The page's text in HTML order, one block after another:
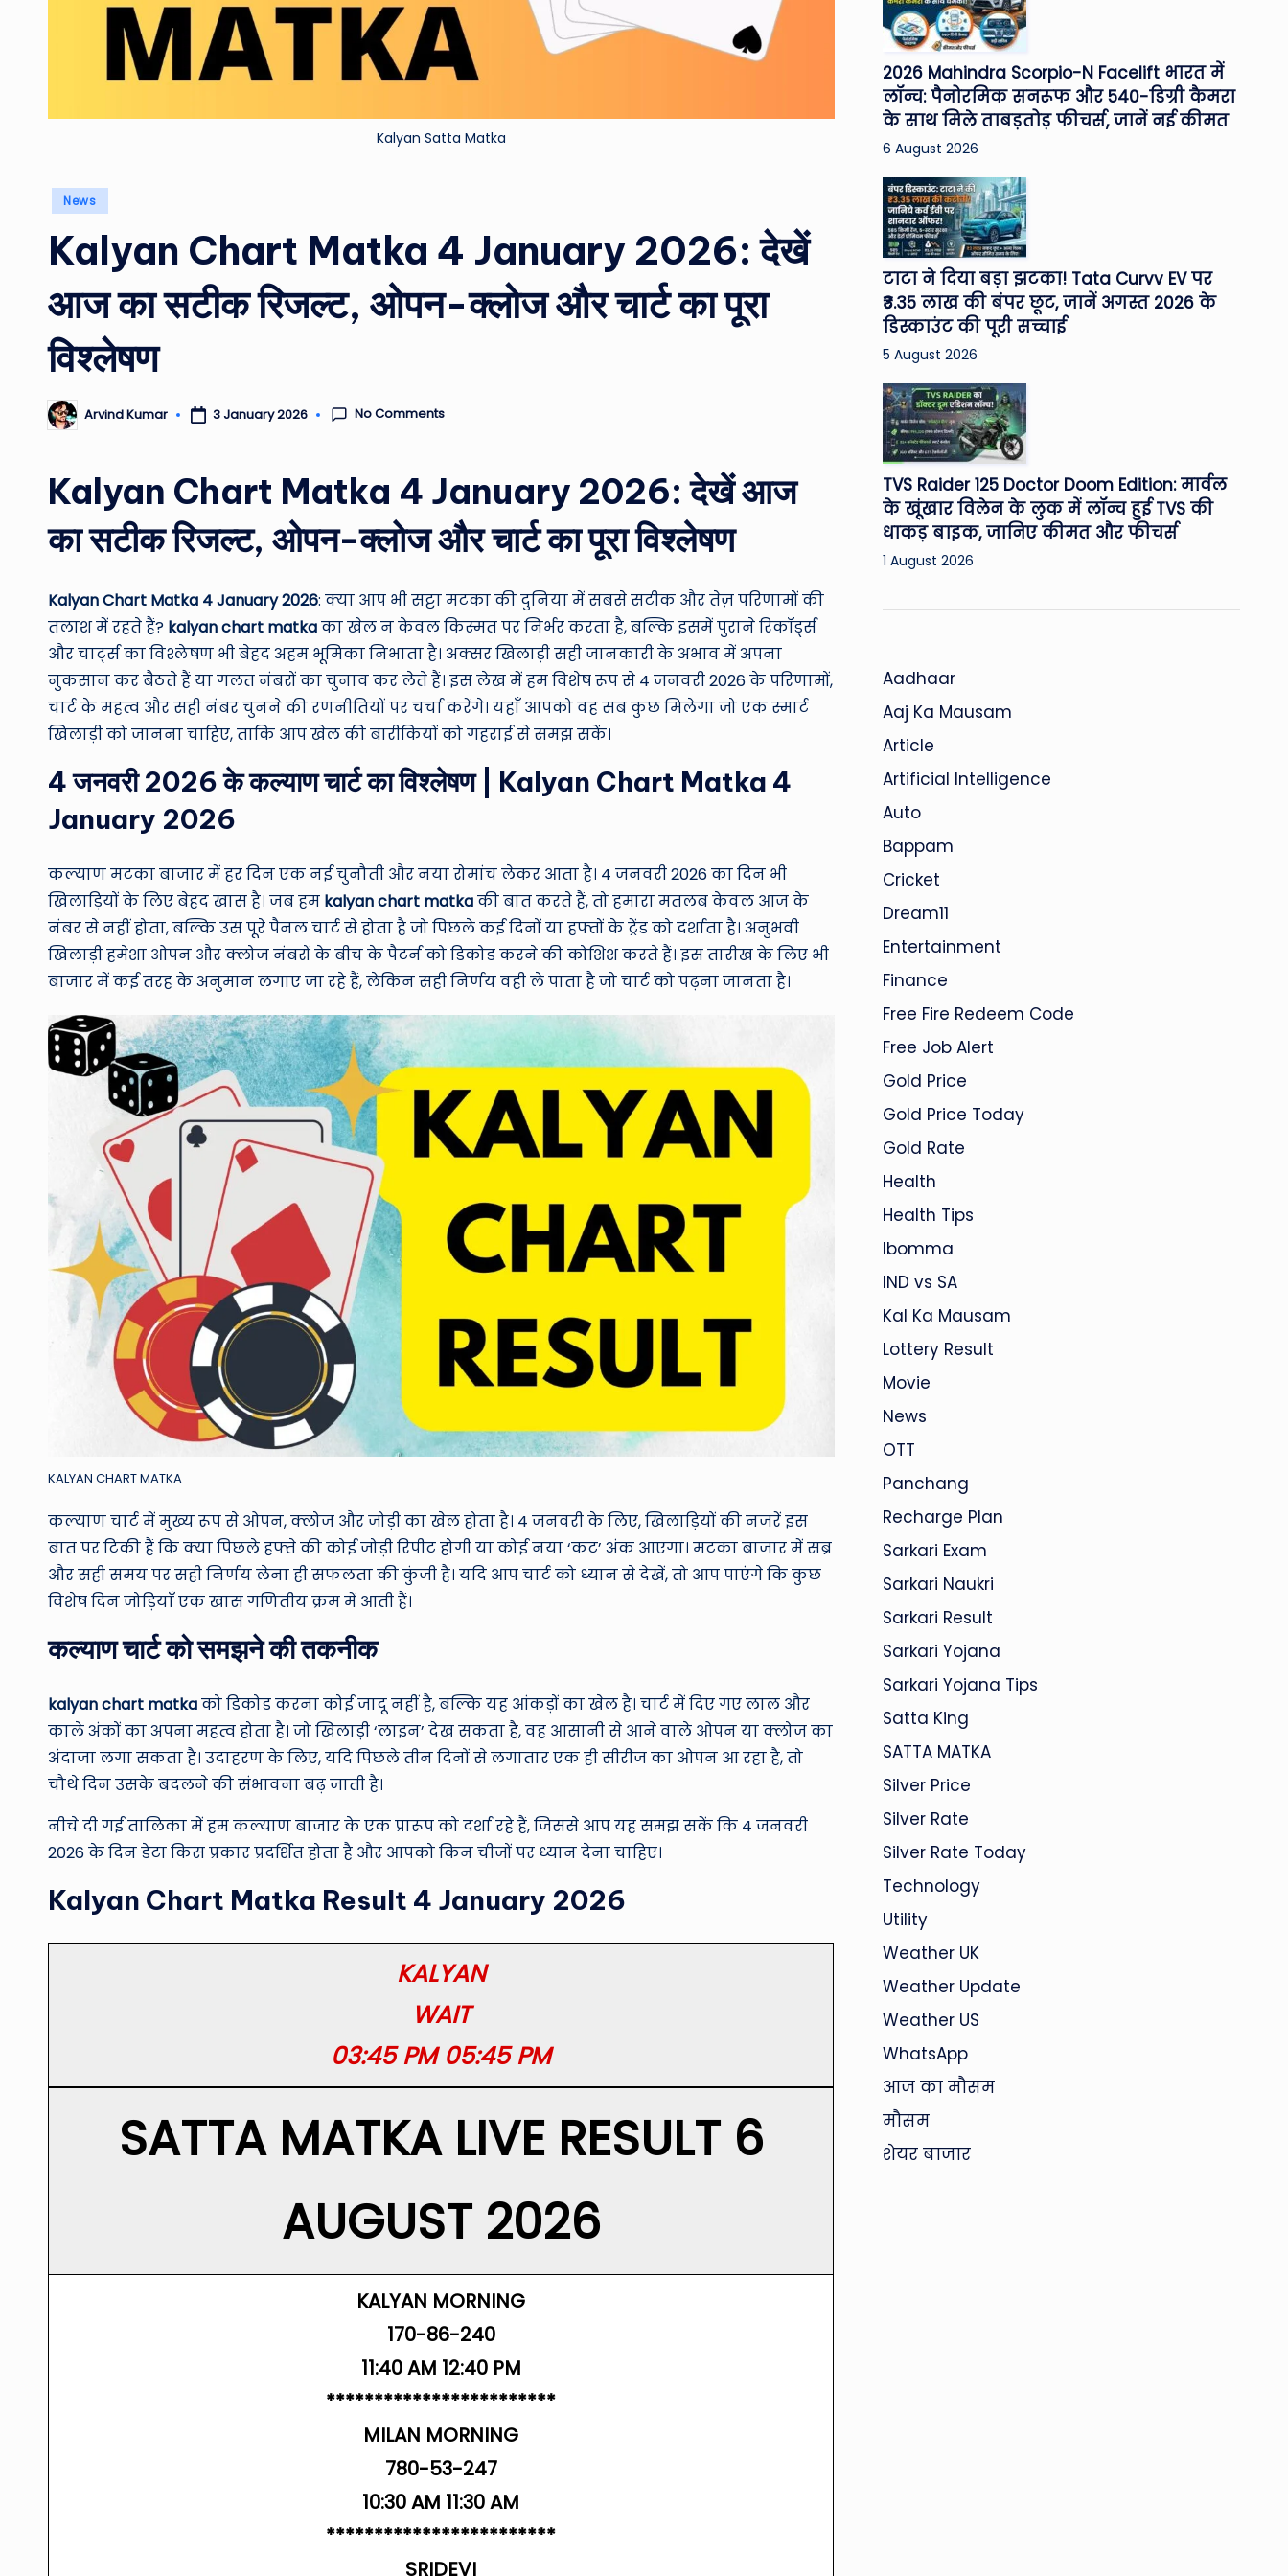
&
o
N
e
w
u
n
d
T
h
e
W
rl
Kalyan Satta Matka
Posted
News
Kalyan Chart Matka 4 January 2026: देखें
आज का सटीक रिजल्ट, ओपन-क्लोज और चार्ट का पूरा
विश्लेषण
Posted
by
Arvind Kumar 3 January 2026 No Comments
Kalyan Chart Matka 4 January 2026: देखें आज
का सटीक रिजल्ट, ओपन-क्लोज और चार्ट का पूरा विश्लेषण
Kalyan Chart Matka 4 January 2026: क्या आप भी सट्टा मटका की दुनिया में सबसे सटीक और तेज़ परिणामों की
तलाश में रहते हैं? kalyan chart matkaका खेल न केवल किस्मत पर निर्भर करता है, बल्कि इसमें पुराने रिकॉर्ड्स
और चार्ट्स का विश्लेषण भी बेहद अहम भूमिका निभाता है। अक्सर खिलाड़ी सही जानकारी के अभाव में अपना
नुकसान कर बैठते हैं या गलत नंबरों का चुनाव कर लेते हैं। इस लेख में हम विशेष रूप से 4 जनवरी 2026 के परिणामों,
चार्ट के महत्व और सही नंबर चुनने की रणनीतियों पर चर्चा करेंगे। यहाँ आपको वह सब कुछ मिलेगा जो एक स्मार्ट
खिलाड़ी को जानना चाहिए, ताकि आप खेल की बारीकियों को गहराई से समझ सकें।
4 जनवरी 2026 के कल्याण चार्ट का विश्लेषण | Kalyan Chart Matka 4
January 2026
कल्याण मटका बाजार में हर दिन एक नई चुनौती और नया रोमांच लेकर आता है। 4 जनवरी 2026 का दिन भी
खिलाड़ियों के लिए बेहद खास है। जब हम kalyan chart matkaकी बात करते हैं, तो हमारा मतलब केवल आज के
नंबर से नहीं होता, बल्कि उस पूरे पैनल चार्ट से होता है जो पिछले कई दिनों या हफ्तों के ट्रेंड को दर्शाता है। अनुभवी
खिलाड़ी हमेशा ओपन और क्लोज नंबरों के बीच के पैटर्न को डिकोड करने की कोशिश करते हैं। इस तारीख के लिए भी
बाजार में कई तरह के अनुमान लगाए जा रहे हैं, लेकिन सही निर्णय वही ले पाता है जो चार्ट को पढ़ना जानता है।
KALYAN CHART MATKA
कल्याण चार्ट में मुख्य रूप से ओपन, क्लोज और जोड़ी का खेल होता है। 4 जनवरी के लिए, खिलाड़ियों की नजरें इस
बात पर टिकी हैं कि क्या पिछले हफ्ते की कोई जोड़ी रिपीट होगी या कोई नया ‘कट’ अंक आएगा। मटका बाजार में सब्र
और सही समय पर सही निर्णय लेना ही सफलता की कुंजी है। यदि आप चार्ट को ध्यान से देखें, तो आप पाएंगे कि कुछ
विशेष दिन जोड़ियाँ एक खास गणितीय क्रम में आती हैं।
कल्याण चार्ट को समझने की तकनीक
kalyan chart matkaको डिकोड करना कोई जादू नहीं है, बल्कि यह आंकड़ों का खेल है। चार्ट में दिए गए लाल और
काले अंकों का अपना महत्व होता है। जो खिलाड़ी ‘लाइन’ देख सकता है, वह आसानी से आने वाले ओपन या क्लोज का
अंदाजा लगा सकता है। उदाहरण के लिए, यदि पिछले तीन दिनों से लगातार एक ही सीरीज का ओपन आ रहा है, तो
चौथे दिन उसके बदलने की संभावना बढ़ जाती है।
नीचे दी गई तालिका में हम कल्याण बाजार के एक प्रारूप को दर्शा रहे हैं, जिससे आप यह समझ सकें कि 4 जनवरी
2026 के दिन डेटा किस प्रकार प्रदर्शित होता है और आपको किन चीजों पर ध्यान देना चाहिए।
Kalyan Chart Matka Result 4 January 2026
KALYAN
WAIT
03:45 PM 05:45 PM
SATTA MATKA LIVE RESULT 6
AUGUST 2026
KALYAN MORNING
170-86-240
11:40 AM 12:40 PM
************************
MILAN MORNING
780-53-247
10:30 AM 11:30 AM
************************
SRIDEVI
2026 Mahindra Scorpio-N Facelift भारत में
लॉन्च: पैनोरमिक सनरूफ और 540-डिग्री कैमरा
के साथ मिले ताबड़तोड़ फीचर्स, जानें नई कीमत
6 August 2026
टाटा ने दिया बड़ा झटका! Tata Curvv EV पर
₹3.35 लाख की बंपर छूट, जानें अगस्त 2026 के
डिस्काउंट की पूरी सच्चाई
5 August 2026
TVS Raider 125 Doctor Doom Edition: मार्वल
के खूंखार विलेन के लुक में लॉन्च हुई TVS की
धाकड़ बाइक, जानिए कीमत और फीचर्स
1 August 2026
Aadhaar
Aaj Ka Mausam
Article
Artificial Intelligence
Auto
Bappam
Cricket
Dream11
Entertainment
Finance
Free Fire Redeem Code
Free Job Alert
Gold Price
Gold Price Today
Gold Rate
Health
Health Tips
Ibomma
IND vs SA
Kal Ka Mausam
Lottery Result
Movie
News
OTT
Panchang
Recharge Plan
Sarkari Exam
Sarkari Naukri
Sarkari Result
Sarkari Yojana
Sarkari Yojana Tips
Satta King
SATTA MATKA
Silver Price
Silver Rate
Silver Rate Today
Technology
Utility
Weather UK
Weather Update
Weather US
WhatsApp
आज का मौसम
मौसम
शेयर बाजार